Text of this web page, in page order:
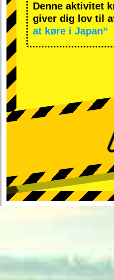
Denne aktivitet
giver dig lov til
at køre i Japan“